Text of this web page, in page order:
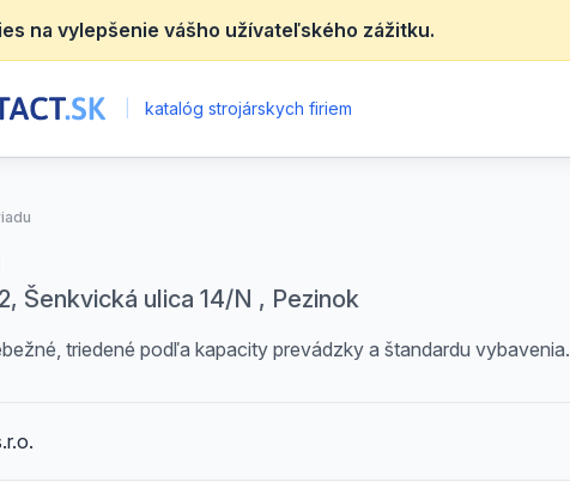
na vylepšenie vášho užívateľského zážitku.
katalóg strojárskych firiem
Šenkvická ulica 14/N , Pezinok
triedené podľa kapacity prevádzky a štandardu vybavenia.